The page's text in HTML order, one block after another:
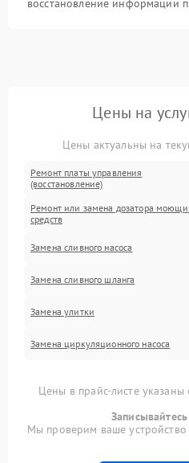
восстановление информации
Цены на
Цены актуальны на
Ремонт платы управления
(восстановление)
Ремонт или замена дозатора
средств
Замена сливного насоса
Замена сливного шланга
Замена улитки
Замена циркуляционного насоса
Цены в прайс-листе
Мы проверим ваше